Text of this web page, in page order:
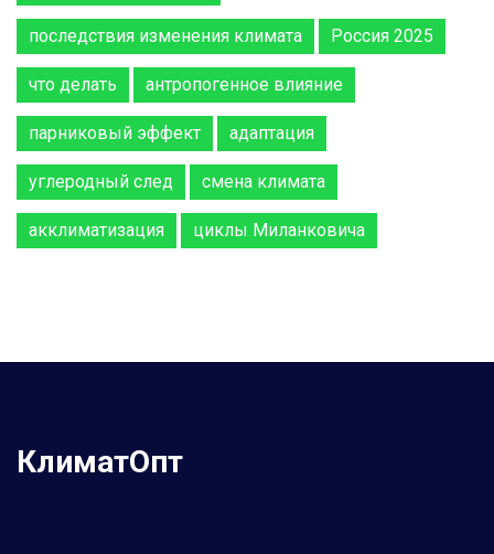
последствия изменения климата Россия 2025
что делать антропогенное влияние
парниковый эффект адаптация
углеродный след смена климата
акклиматизация циклы Миланковича
КлиматОпт